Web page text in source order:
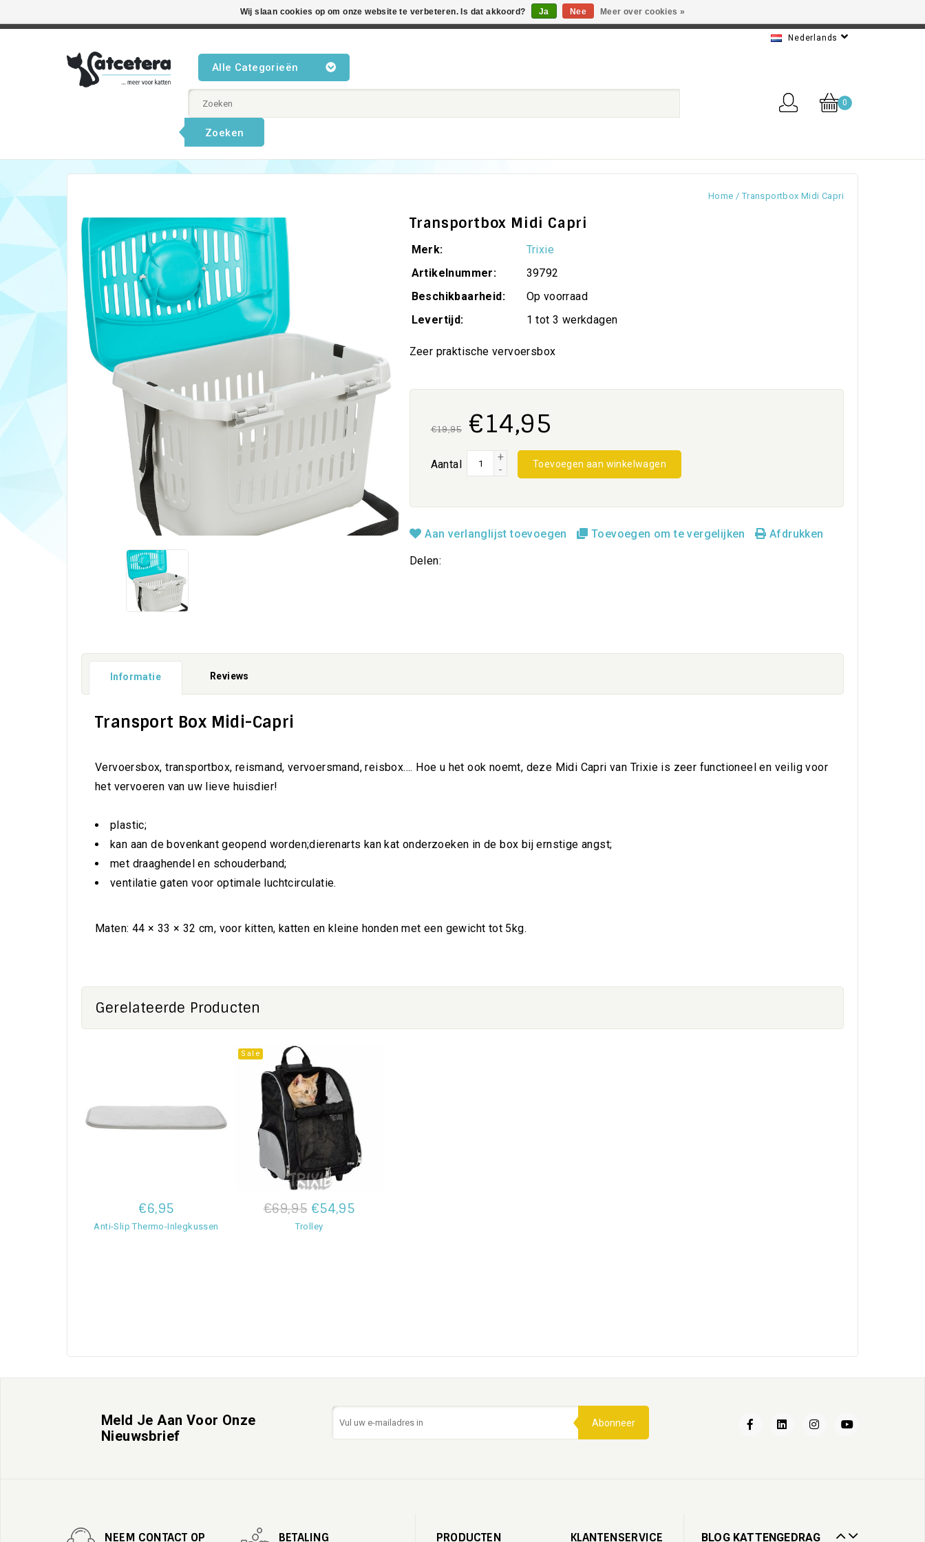
Nederlands
Alle Categorieën
0
Zoeken
Home /Transportbox Midi Capri
Transportbox Midi Capri
Merk:
Trixie
Artikelnummer:
39792
Beschikbaarheid:
Op voorraad
Levertijd:
1 tot 3 werkdagen
Zeer praktische vervoersbox
€19,95 €14,95
Aantal
+
-
Toevoegen aan winkelwagen
Aan verlanglijst toevoegen Toevoegen om te vergelijken Afdrukken
Delen:
Informatie Reviews
Transport Box Midi-Capri
Vervoersbox, transportbox, reismand, vervoersmand, reisbox.... Hoe u het ook noemt, deze Midi Capri van Trixie is zeer functioneel en veilig voor
het vervoeren van uw lieve huisdier!
plastic;
kan aan de bovenkant geopend worden;dierenarts kan kat onderzoeken in de box bij ernstige angst;
met draaghendel en schouderband;
ventilatie gaten voor optimale luchtcirculatie.
Maten: 44 × 33 × 32 cm, voor kitten, katten en kleine honden met een gewicht tot 5kg.
Gerelateerde Producten
€6,95
Anti-Slip Thermo-Inlegkussen
Sale
€69,95 €54,95
Trolley
Meld Je Aan Voor Onze
Nieuwsbrief
Abonneer
NEEM CONTACT OP BETALING PRODUCTEN KLANTENSERVICE BLOG KATTENGEDRAG
Katten en water
Wij slaan cookies op om onze website te verbeteren. Is dat akkoord? Ja Nee Meer over cookies »
Beste producten voor katten • Kennis van kattengedrag • Snelle levering • Beste service